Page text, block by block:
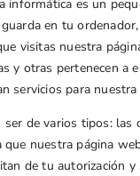
informática es un
en tu
visitas nuestra
y otras pertenecen a
servicios para
ser de varios tipos: las
que nuestra página
de tu autorización y
Dirección
Carrer
5, Despachos 2
Valencia
961 367 799
Email